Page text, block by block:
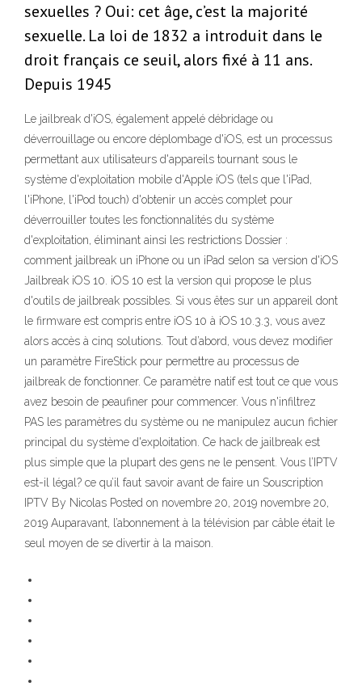
sexuelles ? Oui: cet âge, c’est la majorité
sexuelle. La loi de 1832 a introduit dans le
droit français ce seuil, alors fixé à 11 ans.
Depuis 1945
Le jailbreak d'iOS, également appelé débridage ou
déverrouillage ou encore déplombage d'iOS, est un processus
permettant aux utilisateurs d'appareils tournant sous le
système d'exploitation mobile d'Apple iOS (tels que l'iPad,
l'iPhone, l'iPod touch) d'obtenir un accès complet pour
déverrouiller toutes les fonctionnalités du système
d'exploitation, éliminant ainsi les restrictions Dossier :
comment jailbreak un iPhone ou un iPad selon sa version d'iOS
Jailbreak iOS 10. iOS 10 est la version qui propose le plus
d'outils de jailbreak possibles. Si vous êtes sur un appareil dont
le firmware est compris entre iOS 10 à iOS 10.3.3, vous avez
alors accès à cinq solutions. Tout d’abord, vous devez modifier
un paramètre FireStick pour permettre au processus de
jailbreak de fonctionner. Ce paramètre natif est tout ce que vous
avez besoin de peaufiner pour commencer. Vous n'infiltrez
PAS les paramètres du système ou ne manipulez aucun fichier
principal du système d'exploitation. Ce hack de jailbreak est
plus simple que la plupart des gens ne le pensent. Vous l’IPTV
est-il légal? ce qu’il faut savoir avant de faire un Souscription
IPTV By Nicolas Posted on novembre 20, 2019 novembre 20,
2019 Auparavant, l’abonnement à la télévision par câble était le
seul moyen de se divertir à la maison.